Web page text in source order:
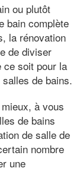
ou plutôt
bain complète
la rénovation
de diviser
ce soit pour la
de bains.
à vous
de bains
de salle de
nombre
une